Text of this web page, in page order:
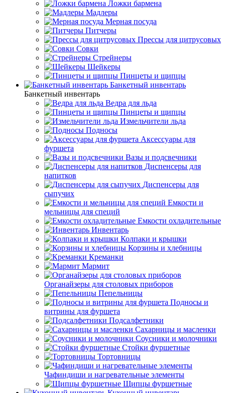
Ложки бармена
Мадлеры
Мерная посуда
Питчеры
Прессы для цитрусовых
Совки
Стрейнеры
Шейкеры
Пинцеты и щипцы
Банкетный инвентарь
Банкетный инвентарь
Ведра для льда
Пинцеты и щипцы
Измельчители льда
Подносы
Аксессуары для
фуршета
Вазы и подсвечники
Диспенсеры для
напитков
Диспенсеры для
сыпучих
Емкости и
мельницы для специй
Емкости охладительные
Инвентарь
Колпаки и крышки
Корзины и хлебницы
Креманки
Мармит
Органайзеры для столовых приборов
Пепельницы
Подносы и
витрины для фуршета
Подсалфетники
Сахарницы и масленки
Соусники и молочники
Стойки фуршетные
Тортовницы
Чафиндиши и нагревательные элементы
Щипцы фуршетные